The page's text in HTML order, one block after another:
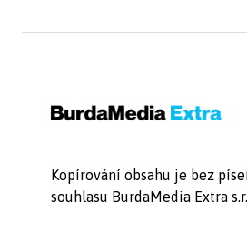
Kopírování obsahu je bez
souhlasu BurdaMedia Extra